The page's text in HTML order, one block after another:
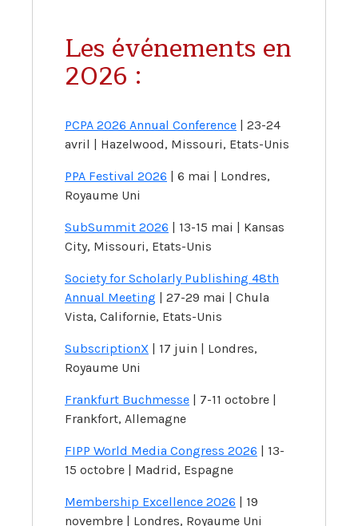
Les événements en
2026 :
PCPA 2026 Annual Conference | 23-24
avril | Hazelwood, Missouri, Etats-Unis
PPA Festival 2026 | 6 mai | Londres,
Royaume Uni
SubSummit 2026 | 13-15 mai | Kansas
City, Missouri, Etats-Unis
Society for Scholarly Publishing 48th
Annual Meeting | 27-29 mai | Chula
Vista, Californie, Etats-Unis
SubscriptionX | 17 juin | Londres,
Royaume Uni
Frankfurt Buchmesse | 7-11 octobre |
Frankfort, Allemagne
FIPP World Media Congress 2026 | 13-
15 octobre | Madrid, Espagne
Membership Excellence 2026 | 19
novembre | Londres, Royaume Uni